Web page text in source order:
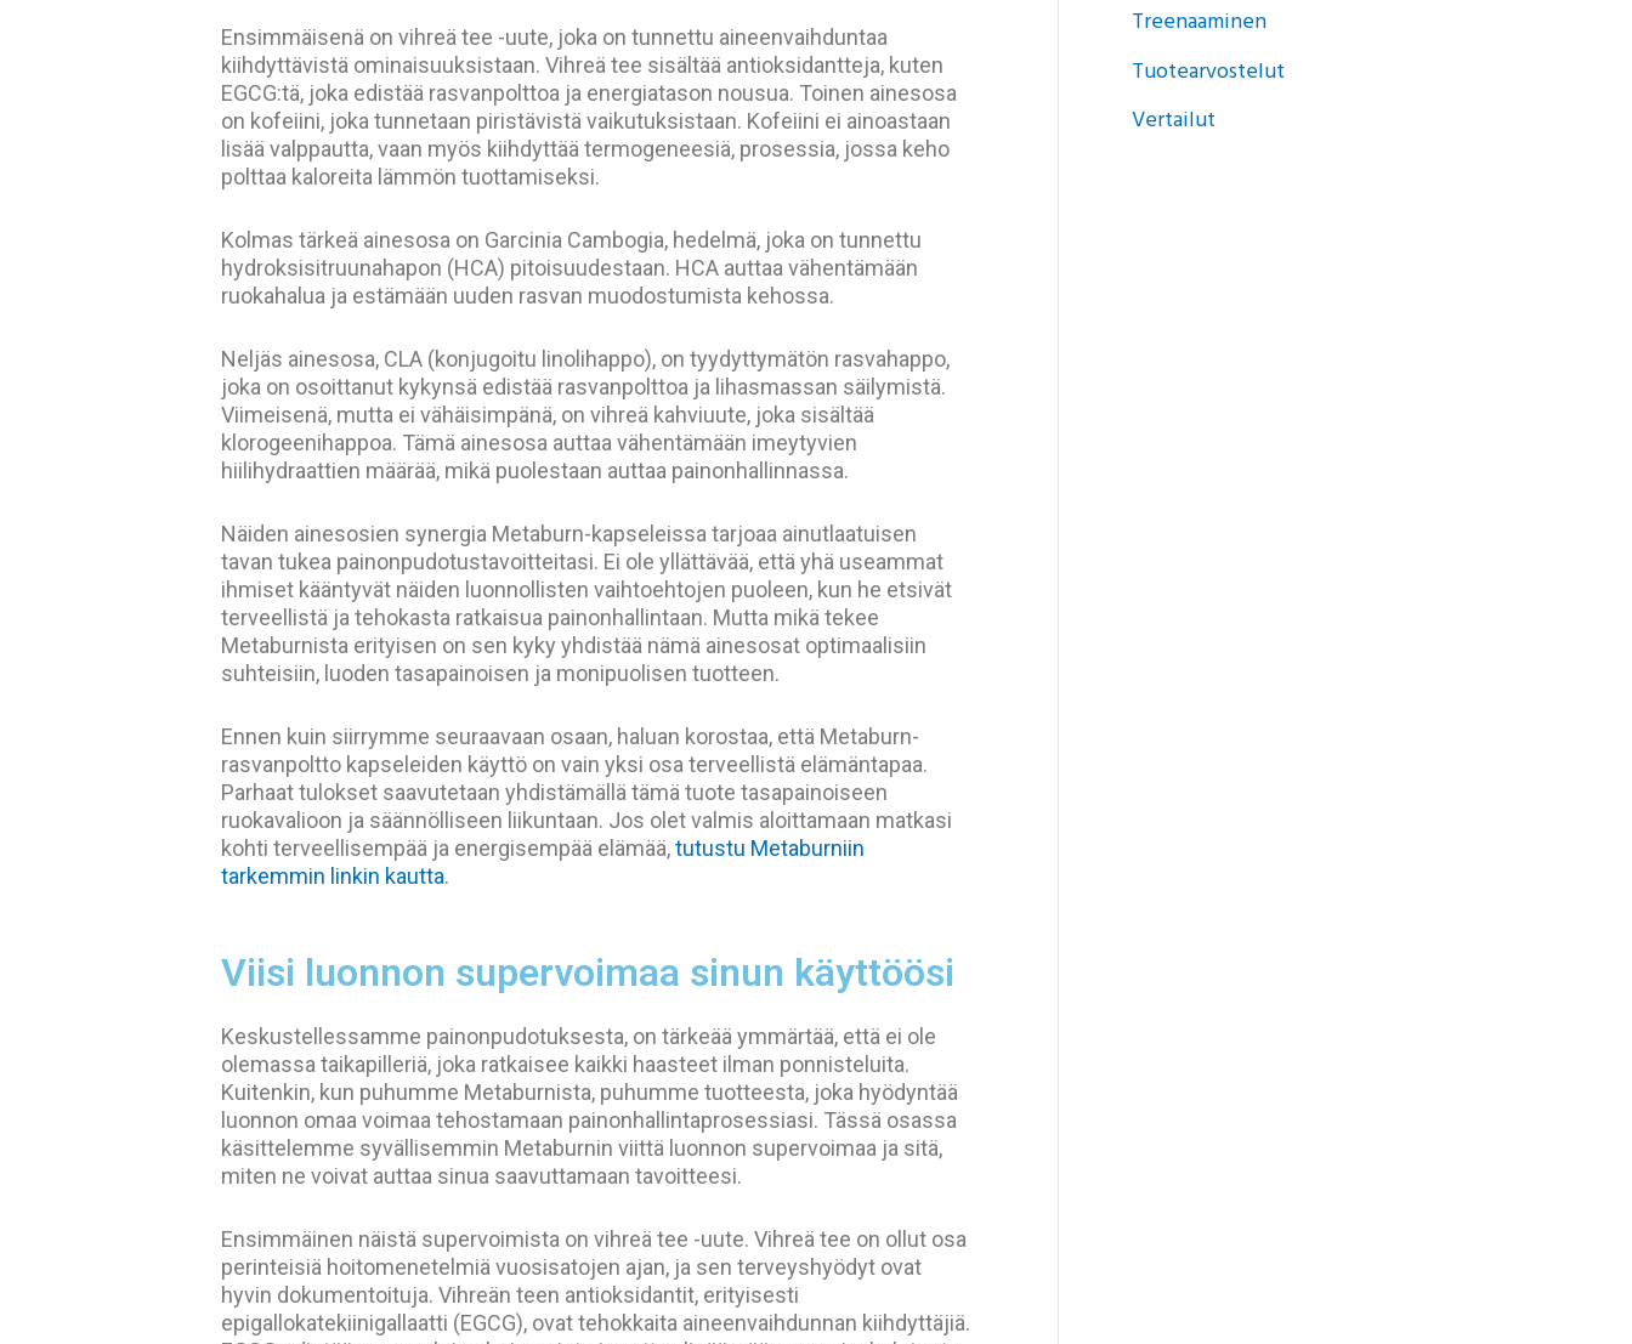
Ensimmäisenä on vihreä tee -uute, joka on tunnettu aineenvaihduntaa
kiihdyttävistä ominaisuuksistaan. Vihreä tee sisältää antioksidantteja, kuten
EGCG:tä, joka edistää rasvanpolttoa ja energiatason nousua. Toinen ainesosa
on kofeiini, joka tunnetaan piristävistä vaikutuksistaan. Kofeiini ei ainoastaan
lisää valppautta, vaan myös kiihdyttää termogeneesiä, prosessia, jossa keho
polttaa kaloreita lämmön tuottamiseksi.
Kolmas tärkeä ainesosa on Garcinia Cambogia, hedelmä, joka on tunnettu
hydroksisitruunahapon (HCA) pitoisuudestaan. HCA auttaa vähentämään
ruokahalua ja estämään uuden rasvan muodostumista kehossa.
Neljäs ainesosa, CLA (konjugoitu linolihappo), on tyydyttymätön rasvahappo,
joka on osoittanut kykynsä edistää rasvanpolttoa ja lihasmassan säilymistä.
Viimeisenä, mutta ei vähäisimpänä, on vihreä kahviuute, joka sisältää
klorogeenihappoa. Tämä ainesosa auttaa vähentämään imeytyvien
hiilihydraattien määrää, mikä puolestaan auttaa painonhallinnassa.
Näiden ainesosien synergia Metaburn-kapseleissa tarjoaa ainutlaatuisen
tavan tukea painonpudotustavoitteitasi. Ei ole yllättävää, että yhä useammat
ihmiset kääntyvät näiden luonnollisten vaihtoehtojen puoleen, kun he etsivät
terveellistä ja tehokasta ratkaisua painonhallintaan. Mutta mikä tekee
Metaburnista erityisen on sen kyky yhdistää nämä ainesosat optimaalisiin
suhteisiin, luoden tasapainoisen ja monipuolisen tuotteen.
Ennen kuin siirrymme seuraavaan osaan, haluan korostaa, että Metaburn-
rasvanpoltto kapseleiden käyttö on vain yksi osa terveellistä elämäntapaa.
Parhaat tulokset saavutetaan yhdistämällä tämä tuote tasapainoiseen
ruokavalioon ja säännölliseen liikuntaan. Jos olet valmis aloittamaan matkasi
kohti terveellisempää ja energisempää elämää,tutustu Metaburniin
tarkemmin linkin kautta.
Viisi luonnon supervoimaa sinun käyttöösi
Keskustellessamme painonpudotuksesta, on tärkeää ymmärtää, että ei ole
olemassa taikapilleriä, joka ratkaisee kaikki haasteet ilman ponnisteluita.
Kuitenkin, kun puhumme Metaburnista, puhumme tuotteesta, joka hyödyntää
luonnon omaa voimaa tehostamaan painonhallintaprosessiasi. Tässä osassa
käsittelemme syvällisemmin Metaburnin viittä luonnon supervoimaa ja sitä,
miten ne voivat auttaa sinua saavuttamaan tavoitteesi.
Ensimmäinen näistä supervoimista on vihreä tee -uute. Vihreä tee on ollut osa
perinteisiä hoitomenetelmiä vuosisatojen ajan, ja sen terveyshyödyt ovat
hyvin dokumentoituja. Vihreän teen antioksidantit, erityisesti
epigallokatekiinigallaatti (EGCG), ovat tehokkaita aineenvaihdunnan kiihdyttäjiä.
f
o
r
Treenaaminen
Tuotearvostelut
Vertailut